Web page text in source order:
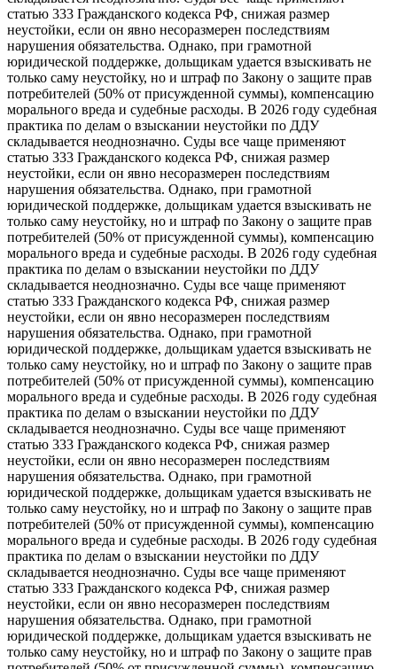
статью 333 Гражданского кодекса РФ, снижая размер
неустойки, если он явно несоразмерен последствиям
нарушения обязательства. Однако, при грамотной
юридической поддержке, дольщикам удается взыскивать не
только саму неустойку, но и штраф по Закону о защите прав
потребителей (50% от присужденной суммы), компенсацию
морального вреда и судебные расходы. В 2026 году судебная
практика по делам о взыскании неустойки по ДДУ
складывается неоднозначно. Суды все чаще применяют
статью 333 Гражданского кодекса РФ, снижая размер
неустойки, если он явно несоразмерен последствиям
нарушения обязательства. Однако, при грамотной
юридической поддержке, дольщикам удается взыскивать не
только саму неустойку, но и штраф по Закону о защите прав
потребителей (50% от присужденной суммы), компенсацию
морального вреда и судебные расходы. В 2026 году судебная
практика по делам о взыскании неустойки по ДДУ
складывается неоднозначно. Суды все чаще применяют
статью 333 Гражданского кодекса РФ, снижая размер
неустойки, если он явно несоразмерен последствиям
нарушения обязательства. Однако, при грамотной
юридической поддержке, дольщикам удается взыскивать не
только саму неустойку, но и штраф по Закону о защите прав
потребителей (50% от присужденной суммы), компенсацию
морального вреда и судебные расходы. В 2026 году судебная
практика по делам о взыскании неустойки по ДДУ
складывается неоднозначно. Суды все чаще применяют
статью 333 Гражданского кодекса РФ, снижая размер
неустойки, если он явно несоразмерен последствиям
нарушения обязательства. Однако, при грамотной
юридической поддержке, дольщикам удается взыскивать не
только саму неустойку, но и штраф по Закону о защите прав
потребителей (50% от присужденной суммы), компенсацию
морального вреда и судебные расходы. В 2026 году судебная
практика по делам о взыскании неустойки по ДДУ
складывается неоднозначно. Суды все чаще применяют
статью 333 Гражданского кодекса РФ, снижая размер
неустойки, если он явно несоразмерен последствиям
нарушения обязательства. Однако, при грамотной
юридической поддержке, дольщикам удается взыскивать не
только саму неустойку, но и штраф по Закону о защите прав